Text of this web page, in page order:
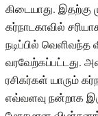
கிடையாது. இதற்கு
கர்நாடகாவில்
நடிப்பில் வெளிவந்த
வரவேற்கப்பட்டது.
ரசிகர்கள் யாரும்
எவ்வளவு நன்றாக